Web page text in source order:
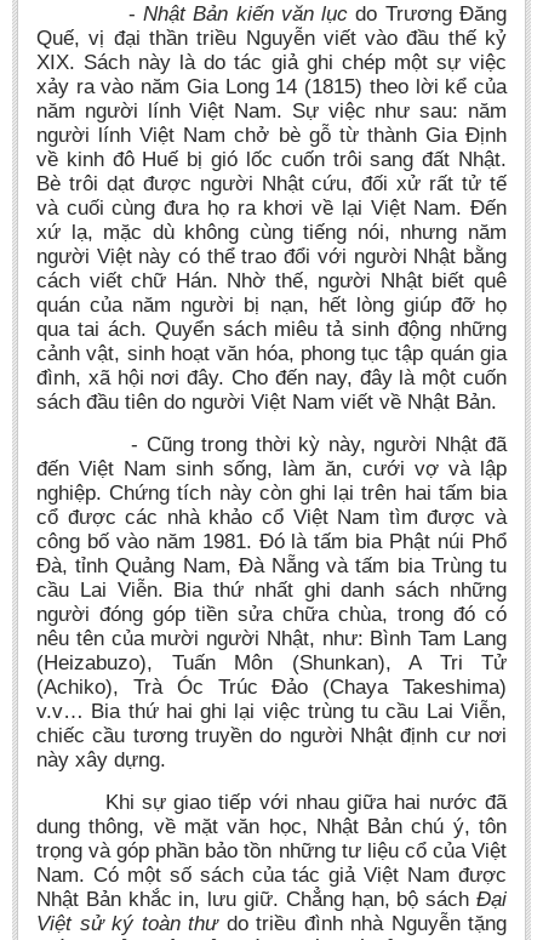
- Nhật Bản kiến văn lụcdo Trương Đăng
Quế, vị đại thần triều Nguyễn viết vào đầu thế kỷ
XIX. Sách này là do tác giả ghi chép một sự việc
xảy ra vào năm Gia Long 14 (1815) theo lời kể của
năm người lính Việt Nam. Sự việc như sau: năm
người lính Việt Nam chở bè gỗ từ thành Gia Định
về kinh đô Huế bị gió lốc cuốn trôi sang đất Nhật.
Bè trôi dạt được người Nhật cứu, đối xử rất tử tế
và cuối cùng đưa họ ra khơi về lại Việt Nam. Đến
xứ lạ, mặc dù không cùng tiếng nói, nhưng năm
người Việt này có thể trao đổi với người Nhật bằng
cách viết chữ Hán. Nhờ thế, người Nhật biết quê
quán của năm người bị nạn, hết lòng giúp đỡ họ
qua tai ách. Quyển sách miêu tả sinh động những
cảnh vật, sinh hoạt văn hóa, phong tục tập quán gia
đình, xã hội nơi đây. Cho đến nay, đây là một cuốn
sách đầu tiên do người Việt Nam viết về Nhật Bản.
- Cũng trong thời kỳ này, người Nhật đã
đến Việt Nam sinh sống, làm ăn, cưới vợ và lập
nghiệp. Chứng tích này còn ghi lại trên hai tấm bia
cổ được các nhà khảo cổ Việt Nam tìm được và
công bố vào năm 1981. Đó là tấm bia Phật núi Phổ
Đà, tỉnh Quảng Nam, Đà Nẵng và tấm bia Trùng tu
cầu Lai Viễn. Bia thứ nhất ghi danh sách những
người đóng góp tiền sửa chữa chùa, trong đó có
nêu tên của mười người Nhật, như: Bình Tam Lang
(Heizabuzo), Tuấn Môn (Shunkan), A Tri Tử
(Achiko), Trà Óc Trúc Đảo (Chaya Takeshima)
v.v… Bia thứ hai ghi lại việc trùng tu cầu Lai Viễn,
chiếc cầu tương truyền do người Nhật định cư nơi
này xây dựng.
Khi sự giao tiếp với nhau giữa hai nước đã
dung thông, về mặt văn học, Nhật Bản chú ý, tôn
trọng và góp phần bảo tồn những tư liệu cổ của Việt
Nam. Có một số sách của tác giả Việt Nam được
Nhật Bản khắc in, lưu giữ. Chẳng hạn, bộ sách Đại
Việt sử ký toàn thư do triều đình nhà Nguyễn tặng